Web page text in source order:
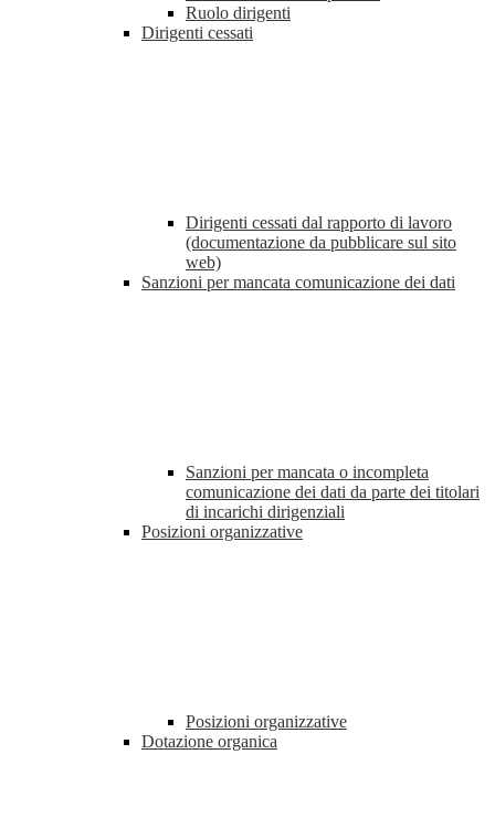
Ruolo dirigenti
Dirigenti cessati
Dirigenti cessati dal rapporto di lavoro
(documentazione da pubblicare sul sito
web)
Sanzioni per mancata comunicazione dei dati
Sanzioni per mancata o incompleta
comunicazione dei dati da parte dei titolari
di incarichi dirigenziali
Posizioni organizzative
Posizioni organizzative
Dotazione organica